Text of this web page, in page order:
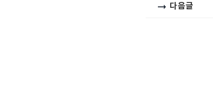
다음글